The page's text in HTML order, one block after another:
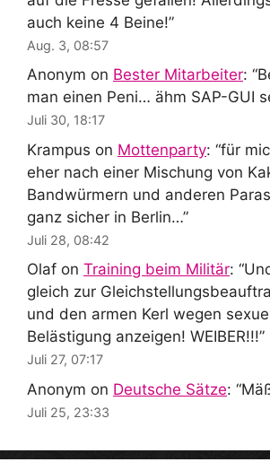
auch keine 4 Beine!”
Aug. 3, 08:57
Anonym on Bester Mitarbeiter: “
man einen Peni… ähm SAP-GUI
Juli 30, 18:17
Krampus on Mottenparty: “für
eher nach einer Mischung von
Bandwürmern und anderen
ganz sicher in Berlin…”
Juli 28, 08:42
Olaf on Training beim Militär: “
gleich zur
und den armen Kerl wegen
Belästigung anzeigen! WEIBER!!!”
Juli 27, 07:17
Anonym on Deutsche Sätze: “
Juli 25, 23:33